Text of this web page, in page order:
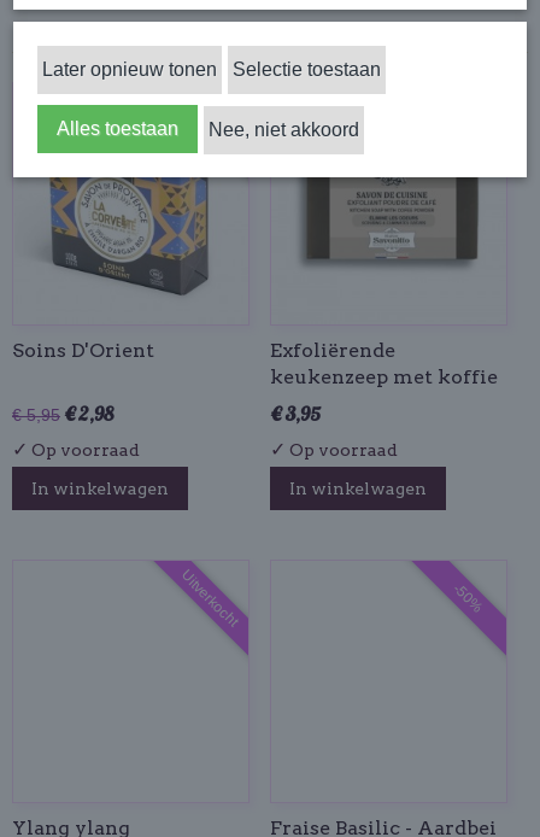
-50%
Soins D'Orient
€ 5,95 € 2,98
✓ Op voorraad
In winkelwagen
Exfoliërende
keukenzeep met koffie
€ 3,95
✓ Op voorraad
In winkelwagen
Uitverkocht
Ylang ylang
-50%
Fraise Basilic - Aardbei
Later opnieuw tonen Selectie toestaan
Alles toestaan Nee, niet akkoord